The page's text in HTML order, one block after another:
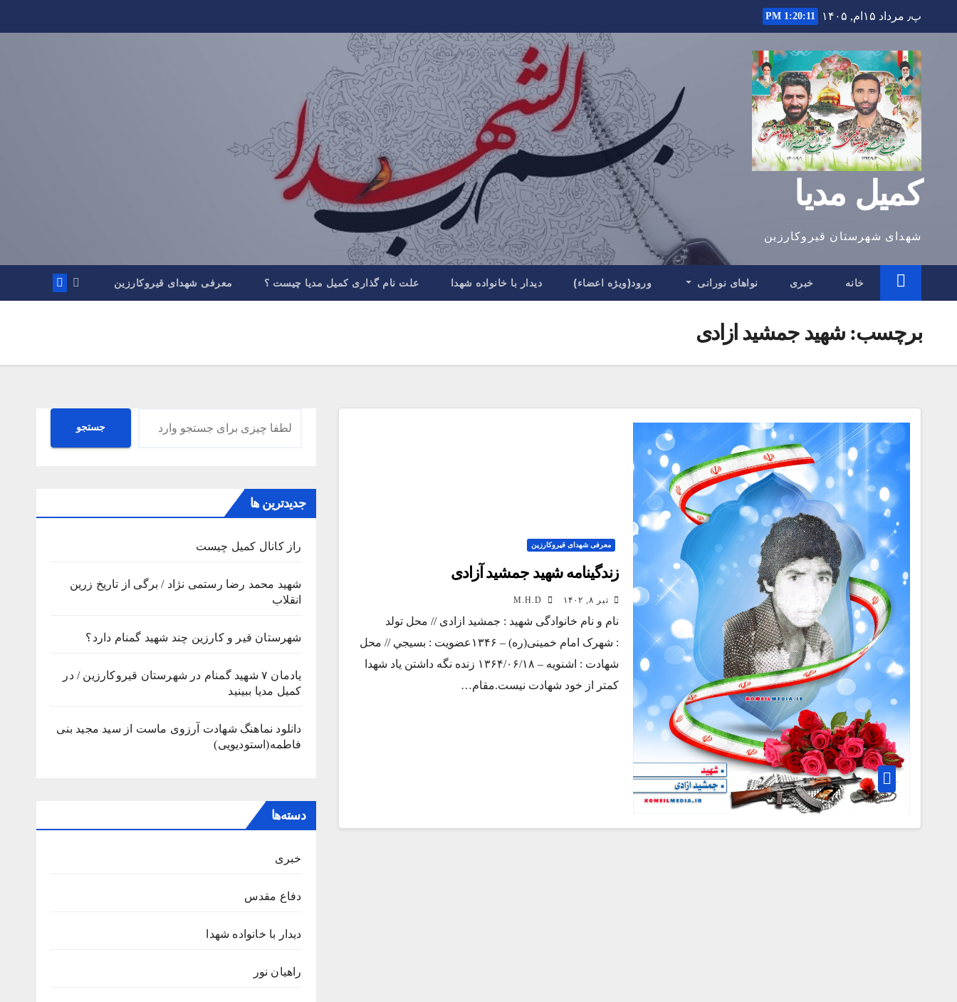
to
پ٫ مرداد ۱۵ام, ۱۴۰۵ 1:20:12 PM
کمیل مدیا
شهدای شهرستان قیروکارزین
خانه خبری نواهای نورانی ورود(ویژه اعضاء) دیدار با خانواده شهدا علت نام گذاری کمیل مدیا چیست ؟ معرفی شهدای قیروکارزین
برچسب:شهید جمشید ازادی
معرفی شهدای قیروکارزین
زندگینامه شهید جمشید آزادی
تیر ۸, ۱۴۰۲
نام و نام خانوادگی شهید : جمشید ازادی // محل تولد
: شهرک امام خمینی(ره) – ۱۳۴۶عضویت : بسيجي // محل
شهادت : اشنویه – ۱۳۶۴/۰۶/۱۸ زنده نگه داشتن یاد شهدا
کمتر از خود شهادت نیست.مقام…
جستجو جستجو
جدیدترین ها
راز کانال کمیل چیست
شهید محمد رضا رستمی نژاد / برگی از تاریخ زرین
انقلاب
شهرستان قیر و کارزین چند شهید گمنام دارد؟
یادمان ۷ شهید گمنام در شهرستان قیروکارزین / در
کمیل مدیا ببینید
دانلود نماهنگ شهادت آرزوی ماست از سید مجید بنی
فاطمه(استودیویی)
دسته‌ها
خبری
دفاع مقدس
دیدار با خانواده شهدا
راهیان نور